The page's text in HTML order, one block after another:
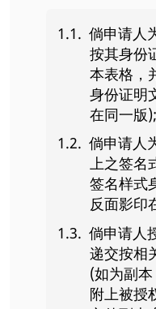
倘申请人
按其身份
本表格，
身份证明
在同一版);
倘申请人
上之签名
签名样式
反面影印
倘申请人
递交按相
(如为副
附上被授